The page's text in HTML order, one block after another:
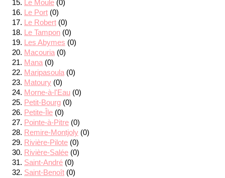
Le Moule (0)
Le Port (0)
Le Robert (0)
Le Tampon (0)
Les Abymes (0)
Macouria (0)
Mana (0)
Maripasoula (0)
Matoury (0)
Morne-à-l'Eau (0)
Petit-Bourg (0)
Petite-Île (0)
Pointe-à-Pitre (0)
Remire-Montjoly (0)
Rivière-Pilote (0)
Rivière-Salée (0)
Saint-André (0)
Saint-Benoît (0)